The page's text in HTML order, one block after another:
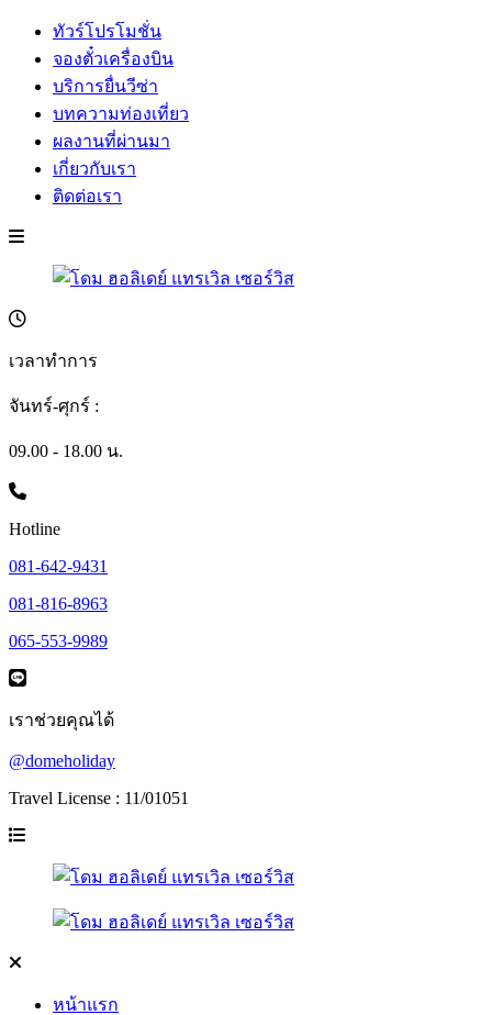
ทัวร์โปรโมชั่น
จองตั๋วเครื่องบิน
บริการยื่นวีซ่า
บทความท่องเที่ยว
ผลงานที่ผ่านมา
เกี่ยวกับเรา
ติดต่อเรา
เวลาทำการ
จันทร์-ศุกร์ :
09.00 - 18.00 น.
Hotline
081-642-9431
081-816-8963
065-553-9989
เราช่วยคุณได้
@domeholiday
Travel License : 11/01051
หน้าแรก